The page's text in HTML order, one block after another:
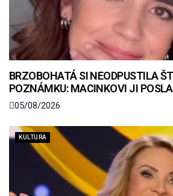
BRZOBOHATÁ SI NEODPUSTILA
POZNÁMKU: MACINKOVI JI
05/08/2026
KULTURA